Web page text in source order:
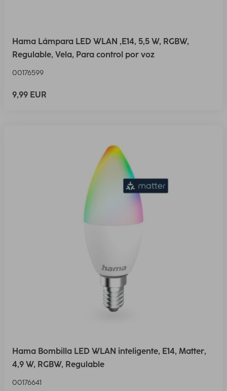
Hama Lámpara LED WLAN ,E14, 5,5 W, RGBW,
Regulable, Vela, Para control por voz
00176599
9,99 EUR
Hama Bombilla LED WLAN inteligente, E14, Matter,
4,9 W, RGBW, Regulable
00176641